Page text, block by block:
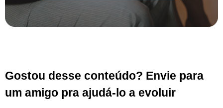
Gostou desse conteúdo? Envie para
um amigo pra ajudá-lo a evoluir